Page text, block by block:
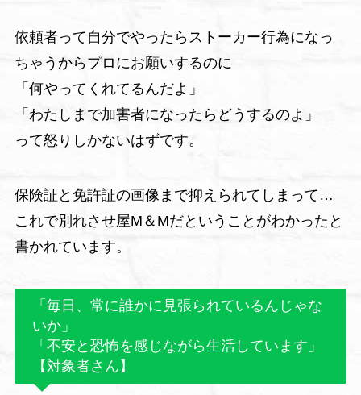
依頼者って自分でやったらストーカー行為になっ
ちゃうからプロにお願いするのに
「何やってくれてるんだよ」
「わたしまで加害者になったらどうするのよ」
って怒りしかないはずです。
保険証と免許証の画像まで抑えられてしまって…
これで別れさせ屋M＆Mだということがわかったと
書かれています。
「毎日、常に誰かに見張られているんじゃな
いか」
「不安と恐怖を感じながら生活しています」
【対象者さん】